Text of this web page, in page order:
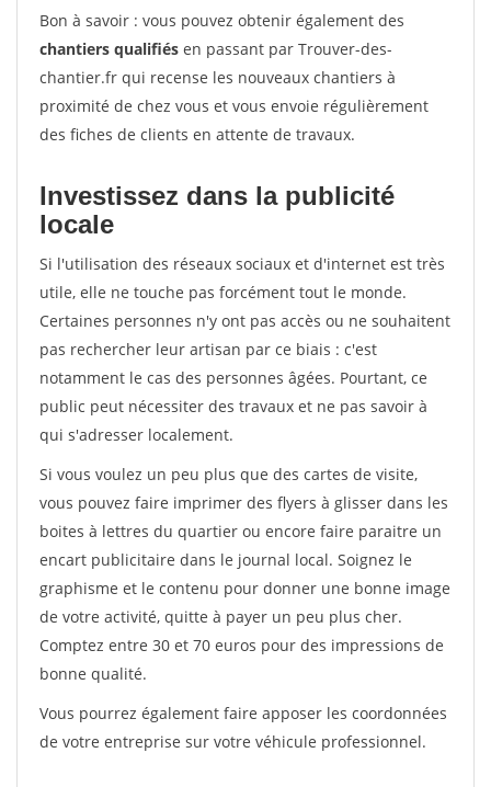
Bon à savoir : vous pouvez obtenir également des
chantiers qualifiés en passant par Trouver-des-
chantier.fr qui recense les nouveaux chantiers à
proximité de chez vous et vous envoie régulièrement
des fiches de clients en attente de travaux.
Investissez dans la publicité
locale
Si l'utilisation des réseaux sociaux et d'internet est très
utile, elle ne touche pas forcément tout le monde.
Certaines personnes n'y ont pas accès ou ne souhaitent
pas rechercher leur artisan par ce biais : c'est
notamment le cas des personnes âgées. Pourtant, ce
public peut nécessiter des travaux et ne pas savoir à
qui s'adresser localement.
Si vous voulez un peu plus que des cartes de visite,
vous pouvez faire imprimer des flyers à glisser dans les
boites à lettres du quartier ou encore faire paraitre un
encart publicitaire dans le journal local. Soignez le
graphisme et le contenu pour donner une bonne image
de votre activité, quitte à payer un peu plus cher.
Comptez entre 30 et 70 euros pour des impressions de
bonne qualité.
Vous pourrez également faire apposer les coordonnées
de votre entreprise sur votre véhicule professionnel.